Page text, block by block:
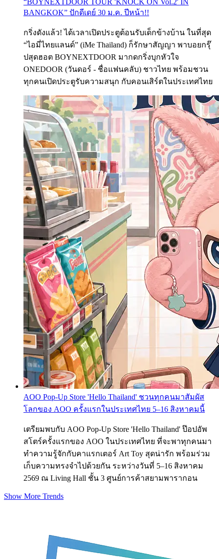
“BOYNEXTDOOR TOUR 'KNOCK ON Vol.2' IN
BANGKOK” ปักดีเดย์ 30 ม.ค. ปีหน้า!!
กริ่งดังแล้ว! ได้เวลาเปิดประตูต้อนรับเด็กข้างบ้าน ในที่สุด
“ไอมี่ไทยแลนด์” (iMe Thailand) ก็รักษาสัญญา พาบอยกรุ๊
ปสุดฮอต BOYNEXTDOOR มากดกริ่งบุกหัวใจ
ONEDOOR (วันดอร์ - ชื่อแฟนคลับ) ชาวไทย พร้อมชวน
ทุกคนเปิดประตูรับความสนุก กับคอนเสิร์ตในประเทศไทย
AOO Pop-Up Store 'Hello Thailand' ชวนทุกคนมาสัมผัส
โลกของ AOO ครั้งแรกในประเทศไทย 5–16 สิงหาคมนี้
เตรียมพบกับ AOO Pop-Up Store 'Hello Thailand' ป๊อปอัพ
สโตร์ครั้งแรกของ AOO ในประเทศไทย ที่จะพาทุกคนมา
ทำความรู้จักกับคาแรกเตอร์ Art Toy สุดน่ารัก พร้อมร่วม
เก็บความทรงจำไปด้วยกัน ระหว่างวันที่ 5–16 สิงหาคม
2569 ณ Living Hall ชั้น 3 ศูนย์การค้าสยามพารากอน
Show More Trends